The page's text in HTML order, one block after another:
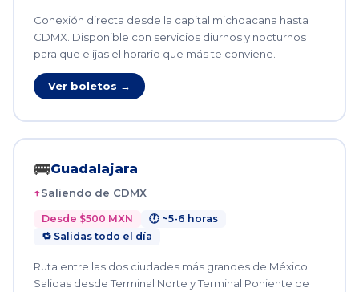
Conexión directa desde la capital michoacana hasta
CDMX. Disponible con servicios diurnos y nocturnos
para que elijas el horario que más te conviene.
Ver boletos →
🚌Guadalajara
Saliendo de CDMX
Desde $500 MXN
🕐 ~5-6 horas
🔁 Salidas todo el día
Ruta entre las dos ciudades más grandes de México.
Salidas desde Terminal Norte y Terminal Poniente de